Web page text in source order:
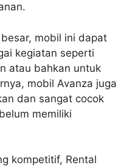
mobil ini dapat
kegiatan seperti
atau bahkan untuk
mobil Avanza juga
dan sangat cocok
memiliki
kompetitif, Rental